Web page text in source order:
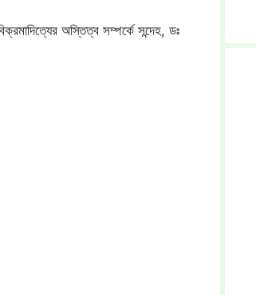
অস্তিত্ব সম্পর্কে সন্দেহ, ডঃ